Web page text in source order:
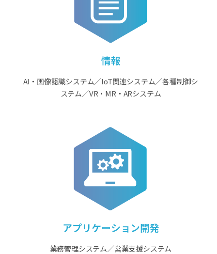
情報
AI・画像認識システム／IoT関連システム／各種制御シ
ステム／VR・MR・ARシステム
アプリケーション開発
業務管理システム／営業支援システム